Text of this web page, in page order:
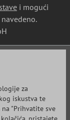
i mogući
za
iskustva te
"Prihvatite sve